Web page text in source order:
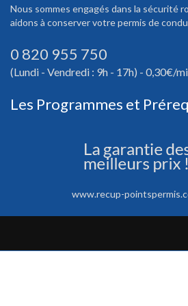
Nous sommes engagés dans la sécurité
aidons à conserver votre permis de
0 820 955 750
(Lundi - Vendredi : 9h - 17h) - 0,30€/
Les Programmes et
www.recup-